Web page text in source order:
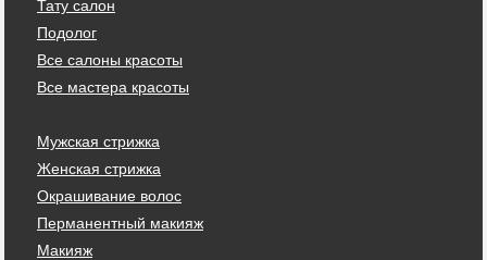
Тату салон
Подолог
Все салоны красоты
Все мастера красоты
Мужская стрижка
Женская стрижка
Окрашивание волос
Перманентный макияж
Макияж